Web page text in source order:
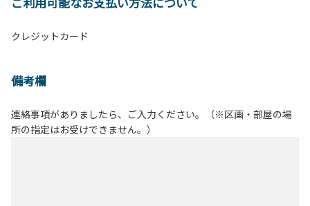
クレジットカード
備考欄
連絡事項がありましたら、ご入力ください。（※区画・部屋の場
所の指定はお受けできません。）